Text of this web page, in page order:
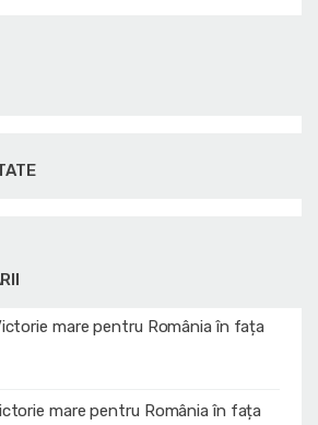
mare pentru România în fața
mare pentru România în fața